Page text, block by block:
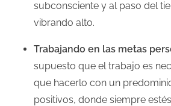
subconsciente y al paso del
vibrando alto.
Trabajando en las metas
supuesto que el trabajo es
que hacerlo con un
positivos, donde siempre